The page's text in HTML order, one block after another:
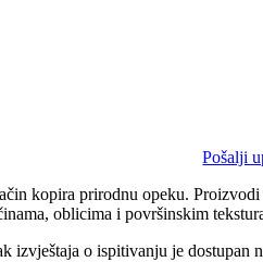
Pošalji
kopira prirodnu opeku.
oblicima i površinskim
izvještaja o ispitivanju je dostupan